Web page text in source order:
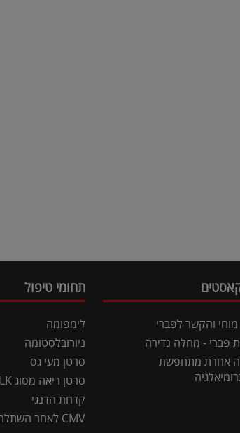
והקשר לפברי
פברי - מחלה נדירה
אחרת מתחפשת
תחומי טיפול
לימפומה
ניורובלסטומה
סרטן מעי גס
סרטן ריאה מסוג ALK+
קדחת הדנגי
CMV לאחר השתלה